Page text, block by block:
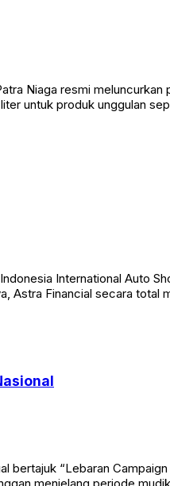
Niaga resmi
untuk produk unggulan
International Auto
Astra Financial secara total
“Lebaran
menjelang periode